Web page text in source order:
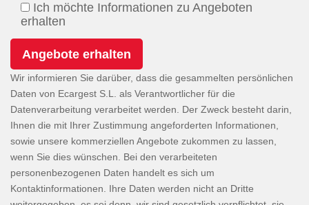
Ich möchte Informationen zu Angeboten
erhalten
Wir informieren Sie darüber, dass die gesammelten persönlichen
Daten von Ecargest S.L. als Verantwortlicher für die
Datenverarbeitung verarbeitet werden. Der Zweck besteht darin,
Ihnen die mit Ihrer Zustimmung angeforderten Informationen,
sowie unsere kommerziellen Angebote zukommen zu lassen,
wenn Sie dies wünschen. Bei den verarbeiteten
personenbezogenen Daten handelt es sich um
Kontaktinformationen. Ihre Daten werden nicht an Dritte